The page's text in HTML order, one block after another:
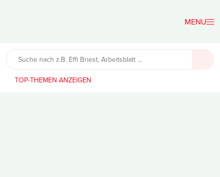
Lehrerfreund
TOP-THEMEN